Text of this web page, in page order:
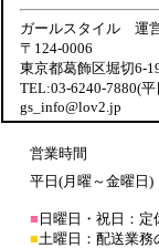
ガールスタイル 運
〒124-0006
東京都葛飾区堀切6-
TEL:03-6240-7880(
gs_info@lov2.jp
営業時間
平日(月曜～金曜日)
■ 日曜日・祝日：定
■土曜日：配送業務